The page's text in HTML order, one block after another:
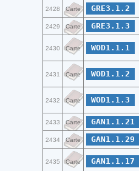
2428 Carte GRE3.1.2
2429 Carte GRE3.1.3
2430 Carte WOD1.1.1
2431 Carte WOD1.1.2
2432 Carte WOD1.1.3
2433 Carte GAN1.1.21
2434 Carte GAN1.1.29
2435 Carte GAN1.1.17